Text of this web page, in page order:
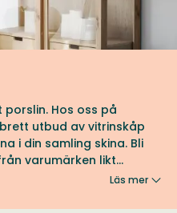
Hos oss på
utbud av vitrinskåp
i din samling skina. Bli
varumärken likt
Läs mer